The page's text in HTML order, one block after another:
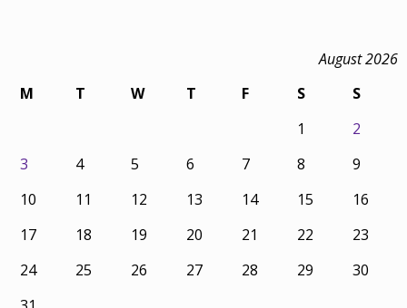
August 2026
M
T W T F S
S
1
2
3
4 5 6 7 8
9
10
11 12 13 14 15
16
17
18 19 20 21 22
23
24
25 26 27 28 29
30